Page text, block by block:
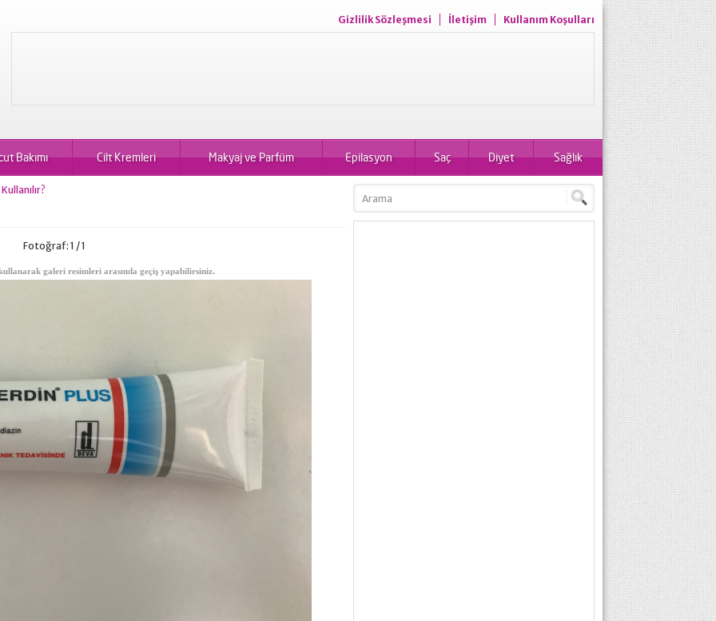
Gizlilik Sözleşmesi İletişim Kullanım Koşulları
Bakımı Cilt Kremleri Makyaj ve Parfüm Epilasyon Saç Diyet Sağlık
Fotoğraf: 1 / 1
galeri resimleri arasında geçiş yapabilirsiniz.